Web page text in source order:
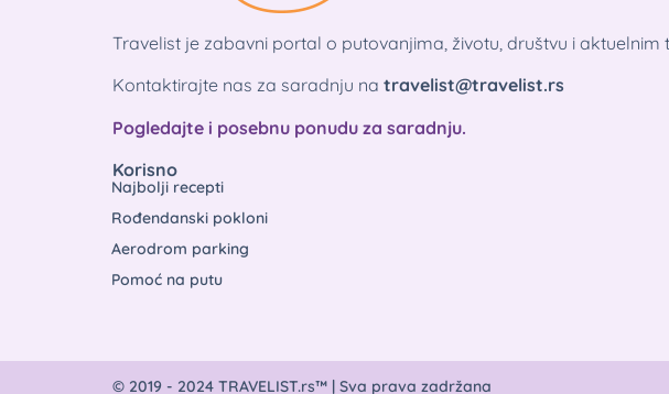
Travelist je zabavni portal o putovanjima, životu, društvu i aktuelnim
Kontaktirajte nas za saradnju na travelist@travelist.rs
Pogledajte i posebnu ponudu za saradnju.
Korisno
Najbolji recepti
Rođendanski pokloni
Aerodrom parking
Pomoć na putu
© 2019 - 2024 TRAVELIST.rs™ | Sva prava zadržana